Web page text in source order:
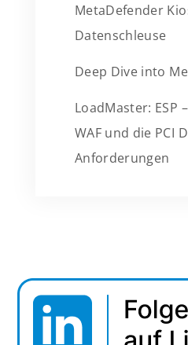
MetaDefender
Datenschleuse
Deep Dive into
LoadMaster: ESP
WAF und die PCI
Anforderungen